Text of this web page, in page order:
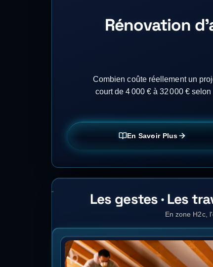
Rénovation
Combien coûte réellement un
court de 4 000 € à 32 000 €
En Savoir Plus
Les gestes · Les
En zone H2c,